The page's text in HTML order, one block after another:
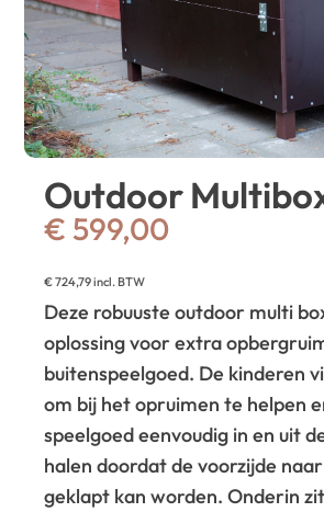
Outdoor
€ 599,00
€724,79incl. BTW
Deze robuuste outdoor multi
oplossing voor extra
buitenspeelgoed. De kinderen
om bij het opruimen te helpen
speelgoed eenvoudig in en uit
halen doordat de voorzijde
geklapt kan worden. Onderin